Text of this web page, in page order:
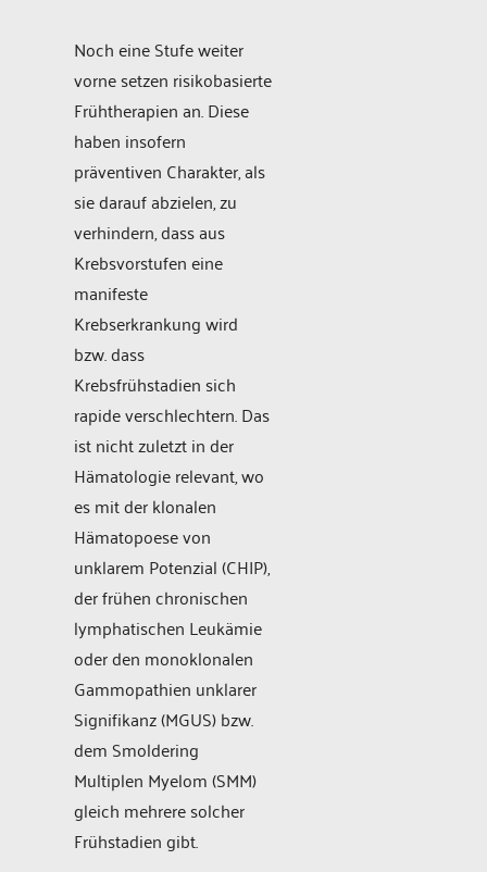
Noch eine Stufe weiter
vorne setzen risikobasierte
Frühtherapien an. Diese
haben insofern
präventiven Charakter, als
sie darauf abzielen, zu
verhindern, dass aus
Krebsvorstufen eine
manifeste
Krebserkrankung wird
bzw. dass
Krebsfrühstadien sich
rapide verschlechtern. Das
ist nicht zuletzt in der
Hämatologie relevant, wo
es mit der klonalen
Hämatopoese von
unklarem Potenzial (CHIP),
der frühen chronischen
lymphatischen Leukämie
oder den monoklonalen
Gammopathien unklarer
Signifikanz (MGUS) bzw.
dem Smoldering
Multiplen Myelom (SMM)
gleich mehrere solcher
Frühstadien gibt.